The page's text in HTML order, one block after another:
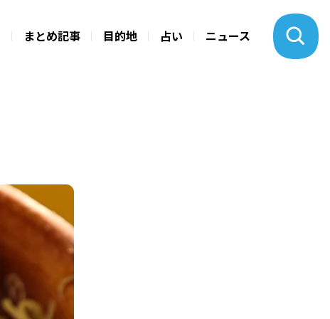
まとめ記事 目的地 占い ニュース